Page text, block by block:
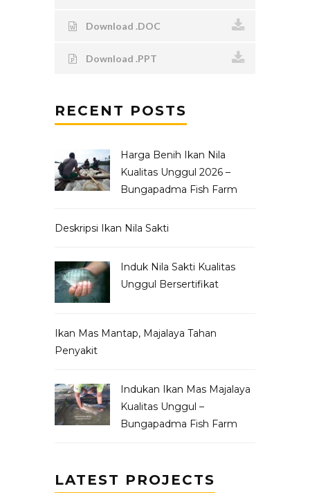
Download .DOC
Download .PPT
RECENT POSTS
Harga Benih Ikan Nila
Kualitas Unggul 2026 –
Bungapadma Fish Farm
Deskripsi Ikan Nila Sakti
Induk Nila Sakti Kualitas
Unggul Bersertifikat
Ikan Mas Mantap, Majalaya Tahan
Penyakit
Indukan Ikan Mas Majalaya
Kualitas Unggul –
Bungapadma Fish Farm
LATEST PROJECTS